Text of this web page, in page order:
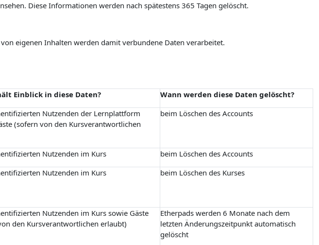
Diese Informationen werden nach spätestens 365 Tagen gelöscht.
eigenen Inhalten werden damit verbundene Daten verarbeitet.
Einblick in diese Daten?
Wann werden diese Daten gelöscht?
Nutzenden der Lernplattform
(sofern von den Kursverantwortlichen
beim Löschen des Accounts
Nutzenden im Kurs
beim Löschen des Accounts
Nutzenden im Kurs beim Löschen des Kurses
Nutzenden im Kurs sowie Gäste
den Kursverantwortlichen erlaubt)
Etherpads werden 6 Monate nach dem
letzten Änderungszeitpunkt automatisch
gelöscht